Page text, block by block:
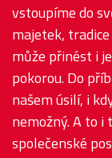
vstoupíme do
majetek,
může přinést i
pokorou. Do
našem úsilí, i
nemožný. A to i
společenské